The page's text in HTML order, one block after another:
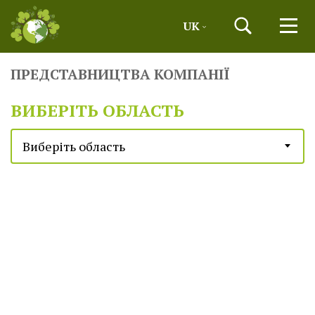
UK
ПРЕДСТАВНИЦТВА КОМПАНІЇ
ВИБЕРІТЬ ОБЛАСТЬ
Виберіть область